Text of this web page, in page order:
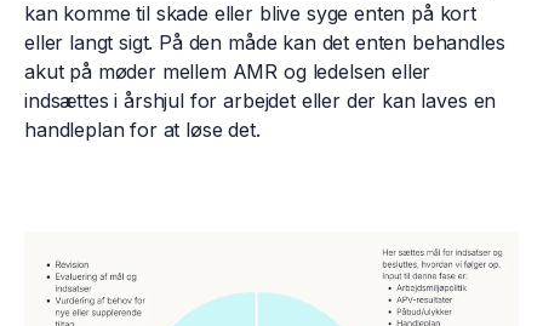
kan komme til skade eller blive syge enten på kort
eller langt sigt. På den måde kan det enten behandles
akut på møder mellem AMR og ledelsen eller
indsættes i årshjul for arbejdet eller der kan laves en
handleplan for at løse det.